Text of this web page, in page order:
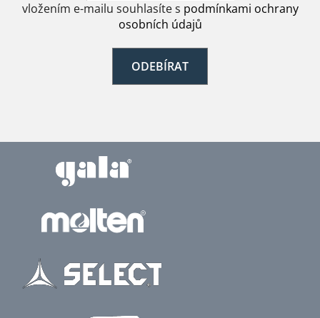
vložením e-mailu souhlasíte s podmínkami ochrany
osobních údajů
ODEBÍRAT